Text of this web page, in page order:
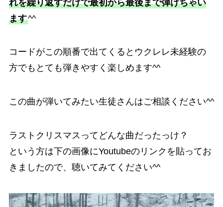
れを繰り返すだけで最初から最後まで弾けちゃい
ます^^
コードがこの順番で出てくるとウクレレ未経験の
方でもとても弾きやすく楽しめます^^
この曲が弾いてみたい生徒さんはご相談ください^^
ラストクリスマスってどんな曲だったっけ？
という方は下の画像にYoutubeのリンクを貼ってお
きましたので、聴いてみてください^^